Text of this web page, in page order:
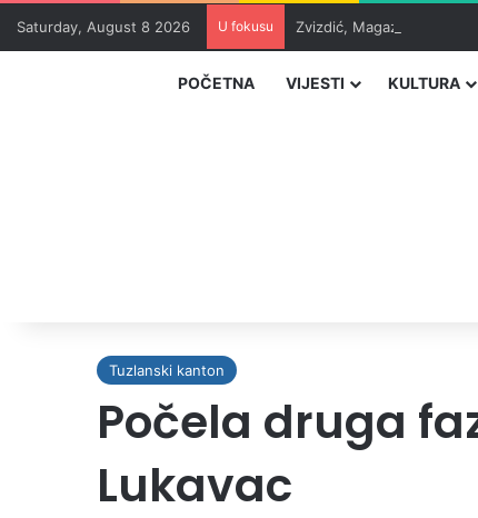
Saturday, August 8 2026 U fokusu Zvizdić, Magazinović i
POČETNA VIJESTI KULTURA
Tuzlanski kanton
Počela druga
Lukavac